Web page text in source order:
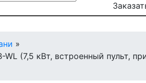
»
WL (7,5 кВт, встроенный пульт,